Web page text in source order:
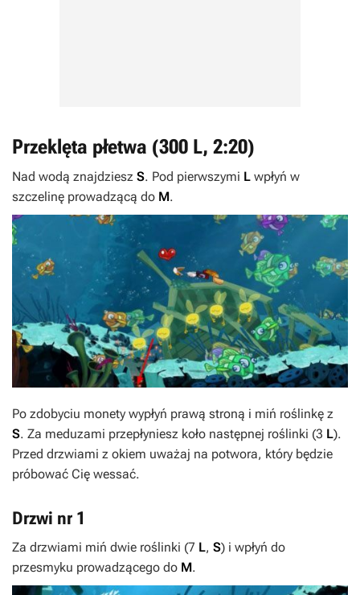
Przeklęta płetwa (300 L, 2:20)
Nad wodą znajdziesz S. Pod pierwszymi L wpłyń w
szczelinę prowadzącą do M.
Po zdobyciu monety wypłyń prawą stroną i miń roślinkę z
S. Za meduzami przepłyniesz koło następnej roślinki (3 L).
Przed drzwiami z okiem uważaj na potwora, który będzie
próbować Cię wessać.
Drzwi nr 1
Za drzwiami miń dwie roślinki (7 L, S) i wpłyń do
przesmyku prowadzącego do M.